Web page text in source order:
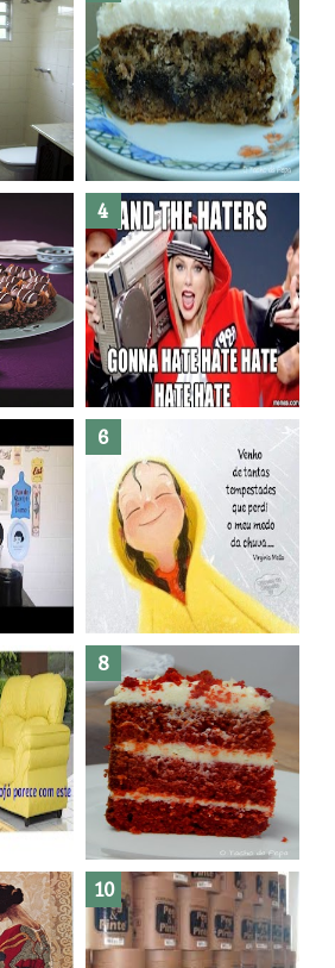
de
Posso congelar bolo ??
antes de
Haters, como surgiram?
? O medo que habita em nós.